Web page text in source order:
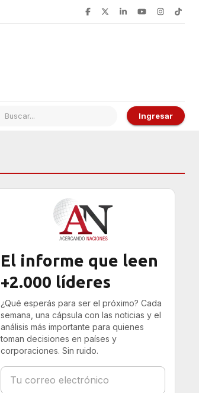
Ingresar
El informe que leen
+2.000 líderes
¿Qué esperás para ser el próximo? Cada
semana, una cápsula con las noticias y el
análisis más importante para quienes
toman decisiones en países y
corporaciones. Sin ruido.